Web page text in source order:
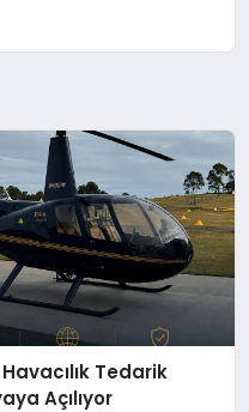
Tedarik
Açılıyor